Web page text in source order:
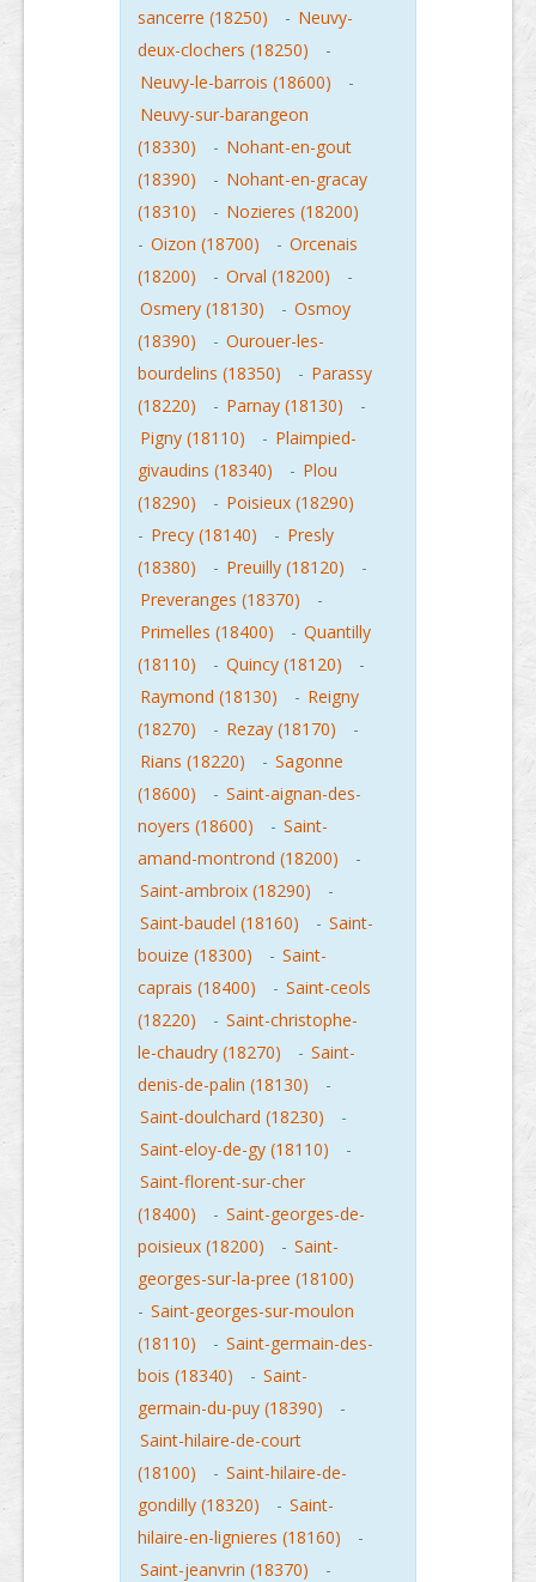
sancerre (18250)
- Neuvy-
deux-clochers (18250)
-
Neuvy-le-barrois (18600)
-
Neuvy-sur-barangeon
(18330)
- Nohant-en-gout
(18390)
- Nohant-en-gracay
(18310)
- Nozieres (18200)
- Oizon (18700) - Orcenais
(18200)
- Orval (18200)
-
Osmery (18130)
- Osmoy
(18390)
- Ourouer-les-
bourdelins (18350)
- Parassy
(18220)
- Parnay (18130)
-
Pigny (18110)
- Plaimpied-
givaudins (18340)
- Plou
(18290)
- Poisieux (18290)
- Precy (18140) - Presly
(18380)
- Preuilly (18120)
-
Preveranges (18370)
-
Primelles (18400)
- Quantilly
(18110)
- Quincy (18120)
-
Raymond (18130)
- Reigny
(18270)
- Rezay (18170)
-
Rians (18220)
- Sagonne
(18600)
- Saint-aignan-des-
noyers (18600)
- Saint-
amand-montrond (18200)
-
Saint-ambroix (18290)
-
Saint-baudel (18160)
- Saint-
bouize (18300)
- Saint-
caprais (18400)
- Saint-ceols
(18220)
- Saint-christophe-
le-chaudry (18270)
- Saint-
denis-de-palin (18130)
-
Saint-doulchard (18230)
-
Saint-eloy-de-gy (18110)
-
Saint-florent-sur-cher
(18400)
- Saint-georges-de-
poisieux (18200)
- Saint-
georges-sur-la-pree (18100)
- Saint-georges-sur-moulon
(18110)
- Saint-germain-des-
bois (18340)
- Saint-
germain-du-puy (18390)
-
Saint-hilaire-de-court
(18100)
- Saint-hilaire-de-
gondilly (18320)
- Saint-
hilaire-en-lignieres (18160)
-
Saint-jeanvrin (18370)
-